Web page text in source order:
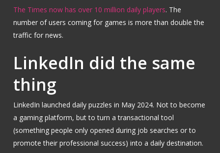
The Times now has over 10 million daily players. The
number of users coming for games is more than double the
traffic for news.
LinkedIn did the same
thing
LinkedIn launched daily puzzles in May 2024. Not to become
a gaming platform, but to turn a transactional tool
(something people only opened during job searches or to
promote their professional success) into a daily destination.